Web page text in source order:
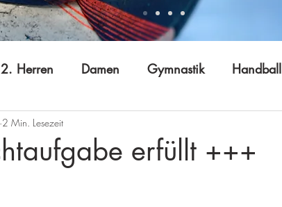
2. Herren Damen Gymnastik Handball
Jugend B (w)
erfüllt +++
2 Min. Lesezeit